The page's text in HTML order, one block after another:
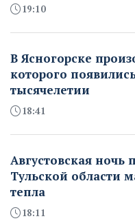
19:10
В Ясногорске
которого
тысячелетии
18:41
Августовская ночь
Тульской области
тепла
18:11